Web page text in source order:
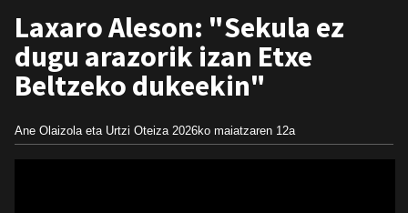
Laxaro Aleson: "Sekula ez
dugu arazorik izan Etxe
Beltzeko dukeekin"
Ane Olaizola eta Urtzi Oteiza 2026ko maiatzaren 12a